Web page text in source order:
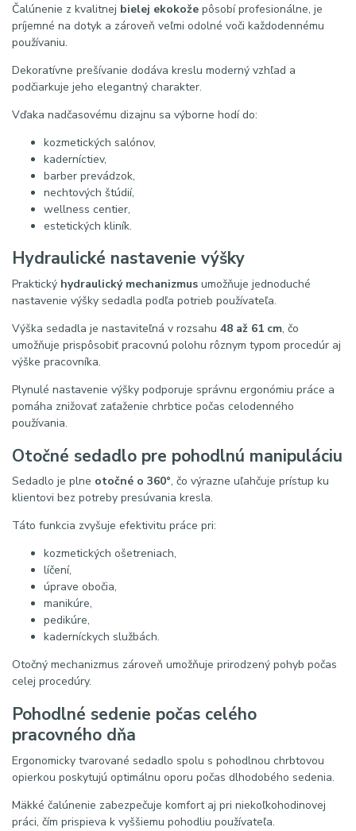
Čalúnenie z kvalitnej bielej ekokože pôsobí profesionálne, je
príjemné na dotyk a zároveň veľmi odolné voči každodennému
používaniu.
Dekoratívne prešívanie dodáva kreslu moderný vzhľad a
podčiarkuje jeho elegantný charakter.
Vďaka nadčasovému dizajnu sa výborne hodí do:
kozmetických salónov,
kaderníctiev,
barber prevádzok,
nechtových štúdií,
wellness centier,
estetických kliník.
Hydraulické nastavenie výšky
Praktický hydraulický mechanizmus umožňuje jednoduché
nastavenie výšky sedadla podľa potrieb používateľa.
Výška sedadla je nastaviteľná v rozsahu 48 až 61 cm, čo
umožňuje prispôsobiť pracovnú polohu rôznym typom procedúr aj
výške pracovníka.
Plynulé nastavenie výšky podporuje správnu ergonómiu práce a
pomáha znižovať zaťaženie chrbtice počas celodenného
používania.
Otočné sedadlo pre pohodlnú manipuláciu
Sedadlo je plne otočné o 360°, čo výrazne uľahčuje prístup ku
klientovi bez potreby presúvania kresla.
Táto funkcia zvyšuje efektivitu práce pri:
kozmetických ošetreniach,
líčení,
úprave obočia,
manikúre,
pedikúre,
kaderníckych službách.
Otočný mechanizmus zároveň umožňuje prirodzený pohyb počas
celej procedúry.
Pohodlné sedenie počas celého
pracovného dňa
Ergonomicky tvarované sedadlo spolu s pohodlnou chrbtovou
opierkou poskytujú optimálnu oporu počas dlhodobého sedenia.
Mäkké čalúnenie zabezpečuje komfort aj pri niekoľkohodinovej
práci, čím prispieva k vyššiemu pohodliu používateľa.